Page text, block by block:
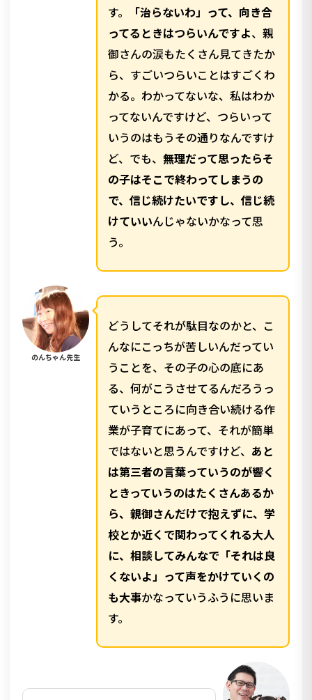
す。
「治らないわ」って、向き合
ってるときはつらいんですよ、親
御さんの涙もたくさん見てきたか
ら、すごいつらいことはすごくわ
かる。わかってないな、私はわか
ってないんですけど、つらいって
いうのはもうその通りなんですけ
ど、でも、 無理だって思ったらそ
の子はそこで終わってしまうの
で、信じ続けたいですし、信じ続
けていいんじゃないかなって思
う。
のんちゃん先生
どうしてそれが駄目なのかと、こ
んなにこっちが苦しいんだってい
うことを、その子の心の底にあ
る、何がこうさせてるんだろうっ
ていうところに向き合い続ける作
業が子育てにあって、それが簡単
ではないと思うんですけど、 あと
は第三者の言葉っていうのが響く
ときっていうのはたくさんあるか
ら、親御さんだけで抱えずに、学
校とか近くで関わってくれる大人
に、相談してみんなで「それは良
くないよ」って声をかけていくの
も大事かなっていうふうに思いま
す。